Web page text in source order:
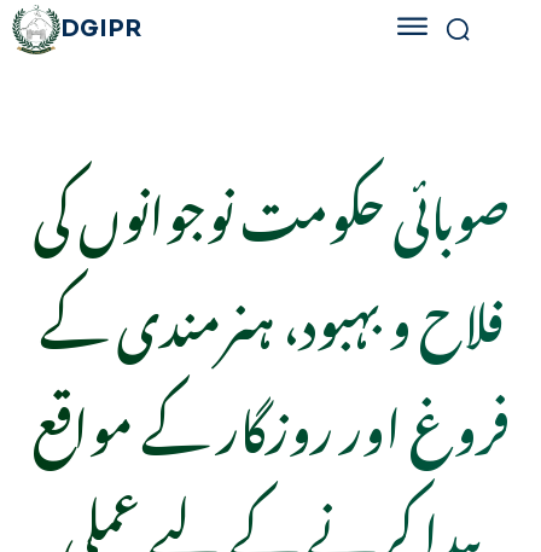
DGIPR
صوبائی حکومت نوجوانوں کی
فلاح و بہبود، ہنرمندی کے
فروغ اور روزگار کے مواقع
پیدا کرنے کے لیے عملی